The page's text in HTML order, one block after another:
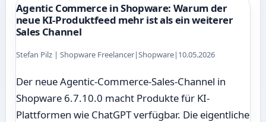
Agentic Commerce in Shopware: Warum der
neue KI-Produktfeed mehr ist als ein weiterer
Sales Channel
Stefan Pilz | Shopware Freelancer|Shopware| 10.05.2026
Der neue Agentic-Commerce-Sales-Channel in
Shopware 6.7.10.0 macht Produkte für KI-
Plattformen wie ChatGPT verfügbar. Die eigentliche